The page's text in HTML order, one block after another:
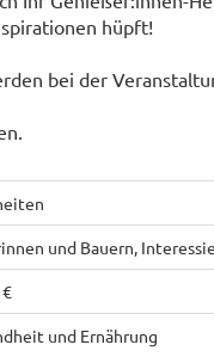
hüpft!
bei der
und Bauern,
und Ernährung